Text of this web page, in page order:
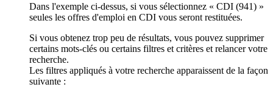
Dans l'exemple ci-dessus, si vous sélectionnez « CDI (941) »
seules les offres d'emploi en CDI vous seront restituées.
Si vous obtenez trop peu de résultats, vous pouvez supprimer
certains mots-clés ou certains filtres et critères et relancer votre
recherche.
Les filtres appliqués à votre recherche apparaissent de la façon
suivante :